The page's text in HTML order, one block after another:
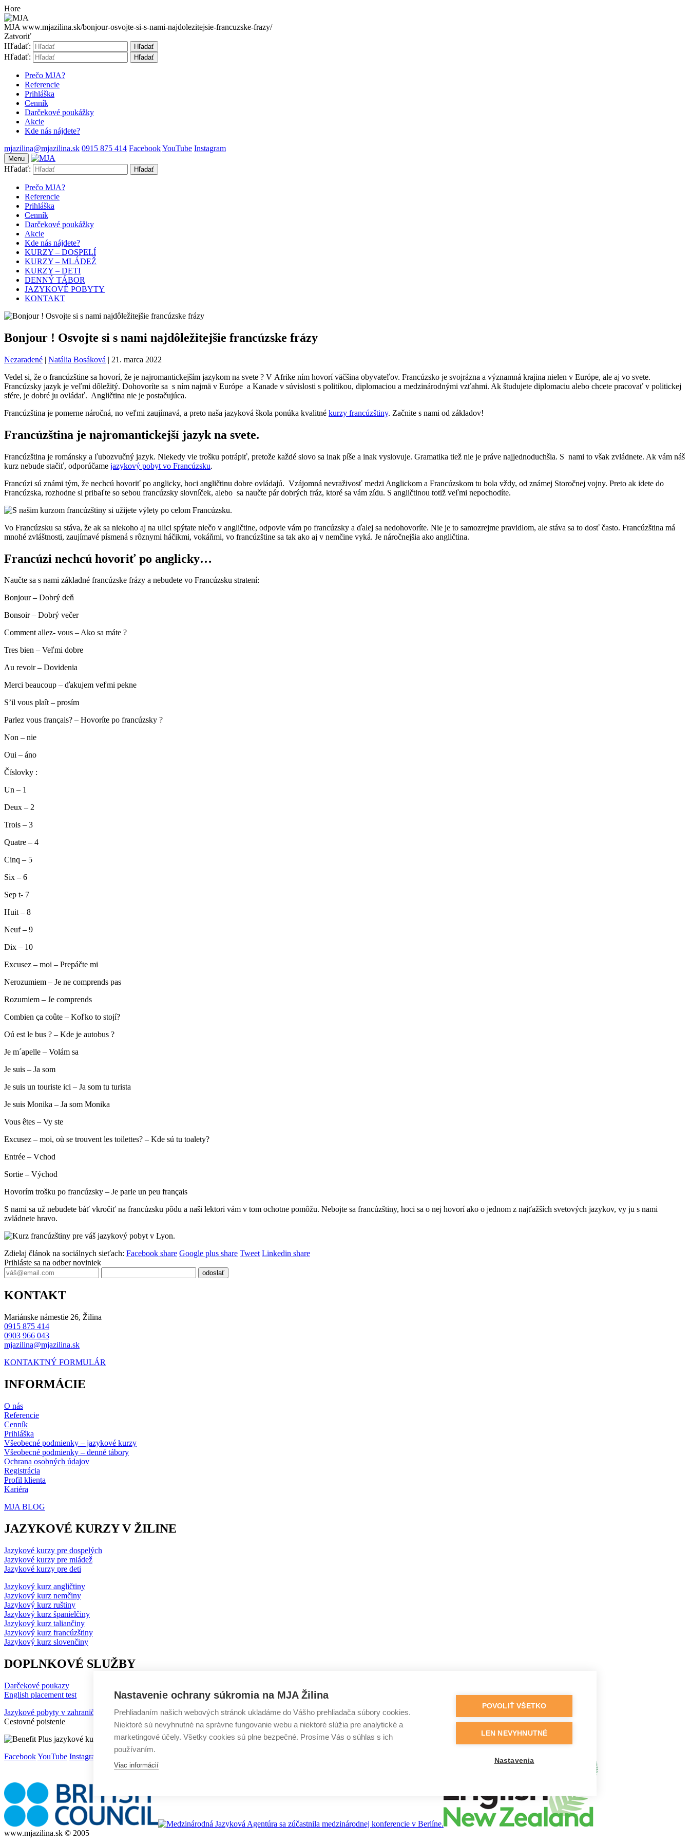
Hore
MJA www.mjazilina.sk/bonjour-osvojte-si-s-nami-najdolezitejsie-francuzske-frazy/
Zatvoriť
Hľadať:
Hľadať
Hľadať: Hľadať
Prečo MJA?
Referencie
Prihláška
Cenník
Darčekové poukážky
Akcie
Kde nás nájdete?
mjazilina@mjazilina.sk 0915 875 414 FacebookYouTube Instagram
Menu
Hľadať: Hľadať
Prečo MJA?
Referencie
Prihláška
Cenník
Darčekové poukážky
Akcie
Kde nás nájdete?
KURZY – DOSPELÍ
KURZY – MLÁDEŽ
KURZY – DETI
DENNÝ TÁBOR
JAZYKOVÉ POBYTY
KONTAKT
Bonjour ! Osvojte si s nami najdôležitejšie francúzske frázy
Nezaradené | Natália Bosáková | 21. marca 2022
Vedel si, že o francúzštine sa hovorí, že je najromantickejším jazykom na svete ? V Afrike ním hovorí väčšina obyvateľov. Francúzsko je svojrázna a významná krajina nielen v Európe, ale aj vo svete.
Francúzsky jazyk je veľmi dôležitý. Dohovoríte sa s ním najmä v Európe a Kanade v súvislosti s politikou, diplomaciou a medzinárodnými vzťahmi. Ak študujete diplomaciu alebo chcete pracovať v politickej
sfére, je dobré ju ovládať. Angličtina nie je postačujúca.
Francúzština je pomerne náročná, no veľmi zaujímavá, a preto naša jazyková škola ponúka kvalitné kurzy francúzštiny. Začnite s nami od základov!
Francúzština je najromantickejší jazyk na svete.
Francúzština je románsky a ľubozvučný jazyk. Niekedy vie trošku potrápiť, pretože každé slovo sa inak píše a inak vyslovuje. Gramatika tiež nie je práve najjednoduchšia. S nami to však zvládnete. Ak vám náš
kurz nebude stačiť, odporúčame jazykový pobyt vo Francúzsku.
Francúzi sú známi tým, že nechcú hovoriť po anglicky, hoci angličtinu dobre ovládajú. Vzájomná nevraživosť medzi Anglickom a Francúzskom tu bola vždy, od známej Storočnej vojny. Preto ak idete do
Francúzska, rozhodne si pribaľte so sebou francúzsky slovníček, alebo sa naučte pár dobrých fráz, ktoré sa vám zídu. S angličtinou totiž veľmi nepochodíte.
Vo Francúzsku sa stáva, že ak sa niekoho aj na ulici spýtate niečo v angličtine, odpovie vám po francúzsky a ďalej sa nedohovoríte. Nie je to samozrejme pravidlom, ale stáva sa to dosť často. Francúzština má
mnohé zvláštnosti, zaujímavé písmená s rôznymi háčikmi, vokáňmi, vo francúzštine sa tak ako aj v nemčine vyká. Je náročnejšia ako angličtina.
Francúzi nechcú hovoriť po anglicky…
Naučte sa s nami základné francúzske frázy a nebudete vo Francúzsku stratení:
Bonjour – Dobrý deň
Bonsoir – Dobrý večer
Comment allez- vous – Ako sa máte ?
Tres bien – Veľmi dobre
Au revoir – Dovidenia
Merci beaucoup – ďakujem veľmi pekne
S’il vous plaît – prosím
Parlez vous français? – Hovoríte po francúzsky ?
Non – nie
Oui – áno
Číslovky :
Un – 1
Deux – 2
Trois – 3
Quatre – 4
Cinq – 5
Six – 6
Sep t- 7
Huit – 8
Neuf – 9
Dix – 10
Excusez – moi – Prepáčte mi
Nerozumiem – Je ne comprends pas
Rozumiem – Je comprends
Combien ça coûte – Koľko to stojí?
Oú est le bus ? – Kde je autobus ?
Je m´apelle – Volám sa
Je suis – Ja som
Je suis un touriste ici – Ja som tu turista
Je suis Monika – Ja som Monika
Vous êtes – Vy ste
Excusez – moi, où se trouvent les toilettes? – Kde sú tu toalety?
Entrée – Vchod
Sortie – Východ
Hovorím trošku po francúzsky – Je parle un peu français
S nami sa už nebudete báť vkročiť na francúzsku pôdu a naši lektori vám v tom ochotne pomôžu. Nebojte sa francúzštiny, hoci sa o nej hovorí ako o jednom z najťažších svetových jazykov, vy ju s nami
zvládnete hravo.
Zdielaj článok na sociálnych sieťach: Facebook share Google plus share Tweet Linkedin share
Prihláste sa na odber noviniek
odoslať
KONTAKT
Mariánske námestie 26, Žilina
0915 875 414
0903 966 043
mjazilina@mjazilina.sk
KONTAKTNÝ FORMULÁR
INFORMÁCIE
O nás
Referencie
Cenník
Prihláška
Všeobecné podmienky – jazykové kurzy
Všeobecné podmienky – denné tábory
Ochrana osobných údajov
Registrácia
Profil klienta
Kariéra
MJA BLOG
JAZYKOVÉ KURZY V ŽILINE
Jazykové kurzy pre dospelých
Jazykové kurzy pre mládež
Jazykové kurzy pre deti
Jazykový kurz angličtiny
Jazykový kurz nemčiny
Jazykový kurz ruštiny
Jazykový kurz španielčiny
Jazykový kurz taliančiny
Jazykový kurz francúzštiny
Jazykový kurz slovenčiny
DOPLNKOVÉ SLUŽBY
Darčekové poukazy
English placement test
Jazykové pobyty v zahraničí
Cestovné poistenie
FacebookYouTube Instagram
www.mjazilina.sk © 2005
Nastavenie ochrany súkromia na MJA Žilina
Prehliadaním našich webových stránok ukladáme do Vášho prehliadača súbory cookies.
Niektoré sú nevyhnutné na správne fungovanie webu a niektoré slúžia pre analytické a
marketingové účely. Všetky cookies sú plne bezpečné. Prosíme Vás o súhlas s ich
používaním.
Viac informácií
POVOLIŤ VŠETKO
LEN NEVYHNUTNÉ
Nastavenia